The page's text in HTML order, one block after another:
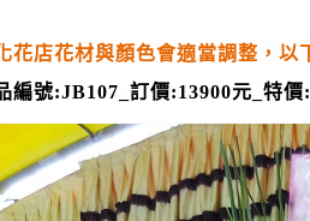
花店花材與顏色會適當調整，以
編號:JB107 訂價:13900元 特價: